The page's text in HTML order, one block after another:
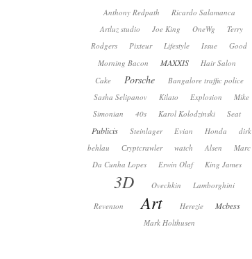
Anthony Redpath
Ricardo Salamanca
Artluz studio
Joe King OneWg
Terry
Rodgers
Pixteur Lifestyle Issue
Good
Morning Bacon
MAXXIS
Hair Salon
Cake
Porsche
Bangalore traffic police
Sasha Selipanov
Kilato Explosion
Mike
Simonian
40s Karol Kolodzinski Seat
Publicis Steinlager Evian Honda
dirk
behlau
Сryptcrawler watch Alsen
Marc
Da Cunha Lopes
Erwin Olaf King James
3D Ovechkin
Lamborghini
Reventon
Art Herezie Mcbess
Mark Holthusen